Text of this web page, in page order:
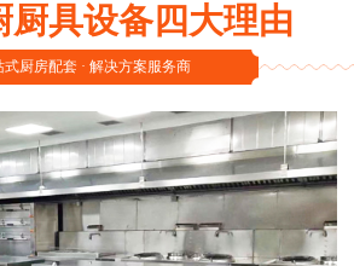
厨具设备四大理由
式厨房配套 · 解决方案服务商